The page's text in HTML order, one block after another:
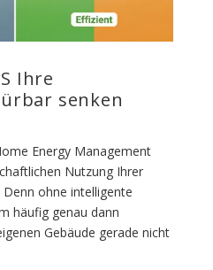
Ihre
senken
Energy Management
Nutzung Ihrer
ohne intelligente
häufig genau dann
Gebäude gerade nicht